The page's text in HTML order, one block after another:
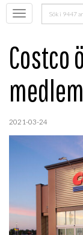
Öppna
menyn
Sök
efter:
Costco
2021-03-24